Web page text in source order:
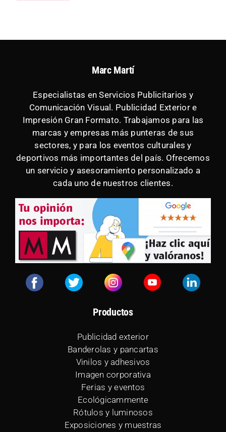
Marc Martí
Especialistas en Servicios Publicitarios y
Comunicación Visual. Publicidad Exterior e
Impresión Gran Formato. Trabajamos para las
marcas y empresas más punteras de sus
sectores, y para los eventos culturales y
deportivos más importantes del país. Ofrecemos
un servicio y asesoramiento personalizado a
cada uno de nuestros clientes.
Productos
Publicidad exterior
Banderolas y pancartas
Vinilos y adhesivos
Imagen corporativa
Ferias y eventos
Ecológicammente
Rótulos y luminosos
Exposiciones y muestras